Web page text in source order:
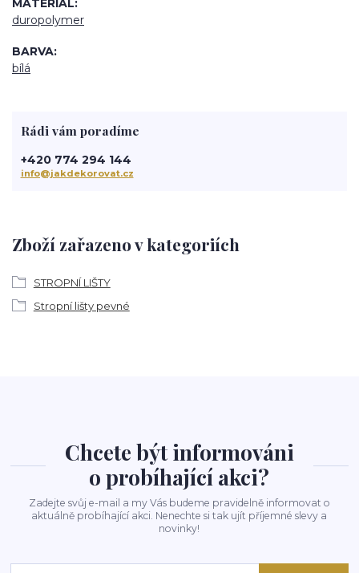
MATERIÁL
duropolymer
BARVA
bílá
Zboží zařazeno v kategoriích
STROPNÍ LIŠTY
Stropní lišty pevné
Rádi vám poradíme
+420 774 294 144
info@jakdekorovat.cz
Chcete být informováni
o probíhající akci?
Zadejte svůj e-mail a my Vás budeme pravidelně informovat o
aktuálně probíhající akci. Nenechte si tak ujít příjemné slevy a
novinky!